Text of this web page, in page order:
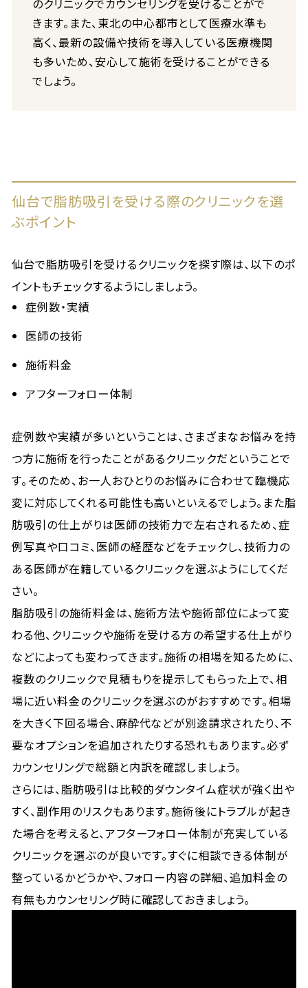
のクリニックでカウンセリングを受けることがで
きます。また、東北の中心都市として医療水準も
高く、最新の設備や技術を導入している医療機関
も多いため、安心して施術を受けることができる
でしょう。
仙台で脂肪吸引を受ける際のクリニックを選
ぶポイント
仙台で脂肪吸引を受けるクリニックを探す際は、以下のポ
イントもチェックするようにしましょう。
症例数・実績
医師の技術
施術料金
アフターフォロー体制
症例数や実績が多いということは、さまざまなお悩みを持
つ方に施術を行ったことがあるクリニックだということで
す。そのため、お一人おひとりのお悩みに合わせて臨機応
変に対応してくれる可能性も高いといえるでしょう。また脂
肪吸引の仕上がりは医師の技術力で左右されるため、症
例写真や口コミ、医師の経歴などをチェックし、技術力の
ある医師が在籍しているクリニックを選ぶようにしてくだ
さい。
脂肪吸引の施術料金は、施術方法や施術部位によって変
わる他、クリニックや施術を受ける方の希望する仕上がり
などによっても変わってきます。施術の相場を知るために、
複数のクリニックで見積もりを提示してもらった上で、相
場に近い料金のクリニックを選ぶのがおすすめです。相場
を大きく下回る場合、麻酔代などが別途請求されたり、不
要なオプションを追加されたりする恐れもあります。必ず
カウンセリングで総額と内訳を確認しましょう。
さらには、脂肪吸引は比較的ダウンタイム症状が強く出や
すく、副作用のリスクもあります。施術後にトラブルが起き
た場合を考えると、アフターフォロー体制が充実している
クリニックを選ぶのが良いです。すぐに相談できる体制が
整っているかどうかや、フォロー内容の詳細、追加料金の
有無もカウンセリング時に確認しておきましょう。